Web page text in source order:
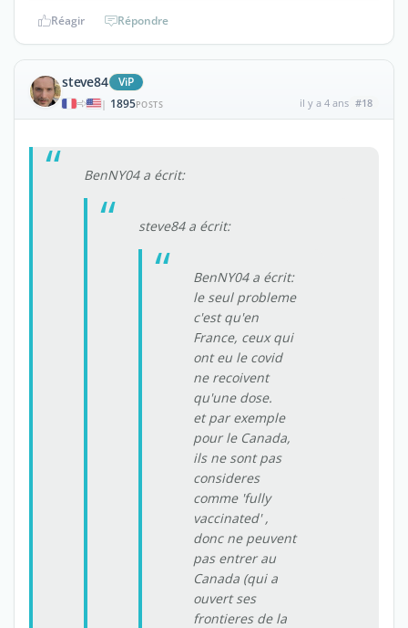
Réagir Répondre
steve84 ViP
| 1895POSTS il y a 4 ans #18
BenNY04 a écrit:
steve84 a écrit:
BenNY04 a écrit:
le seul probleme
c'est qu'en
France, ceux qui
ont eu le covid
ne recoivent
qu'une dose.
et par exemple
pour le Canada,
ils ne sont pas
consideres
comme 'fully
vaccinated' ,
donc ne peuvent
pas entrer au
Canada (qui a
ouvert ses
frontieres de la